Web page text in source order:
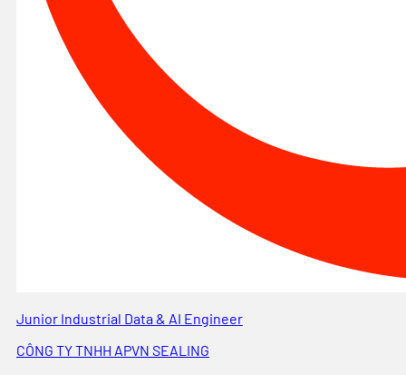
Junior Industrial Data & AI Engineer
CÔNG TY TNHH APVN SEALING